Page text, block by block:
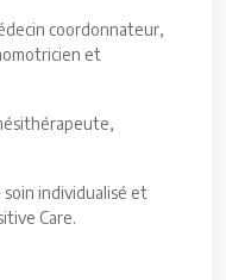
coordonnateur,
et
individualisé et
Care.